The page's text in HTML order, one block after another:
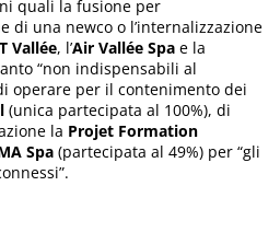
quali la fusione per
di una newco o l’internalizzazione
Vallée, l’Air Vallée Spa e la
“non indispensabili al
operare per il contenimento dei
(unica partecipata al 100%), di
la Projet Formation
Spa (partecipata al 49%) per “gli